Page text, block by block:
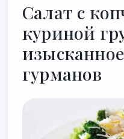
Салат с
куриной
гурманов